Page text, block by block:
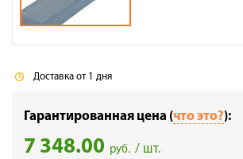
Доставка от 1 дня
Гарантированная цена (что это?):
7 348.00 руб. / шт.